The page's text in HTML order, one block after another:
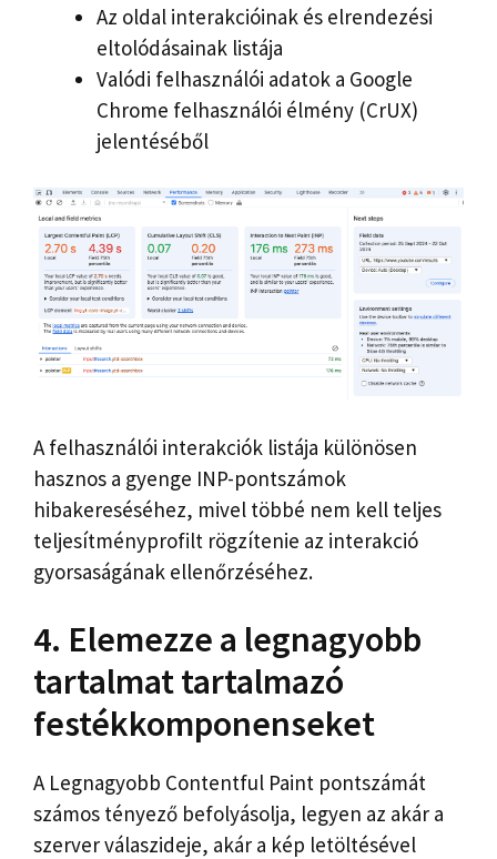
Az oldal interakcióinak és elrendezési
eltolódásainak listája
Valódi felhasználói adatok a Google
Chrome felhasználói élmény (CrUX)
jelentéséből
A felhasználói interakciók listája különösen
hasznos a gyenge INP-pontszámok
hibakereséséhez, mivel többé nem kell teljes
teljesítményprofilt rögzítenie az interakció
gyorsaságának ellenőrzéséhez.
4. Elemezze a legnagyobb
tartalmat tartalmazó
festékkomponenseket
A Legnagyobb Contentful Paint pontszámát
számos tényező befolyásolja, legyen az akár a
szerver válaszideje, akár a kép letöltésével